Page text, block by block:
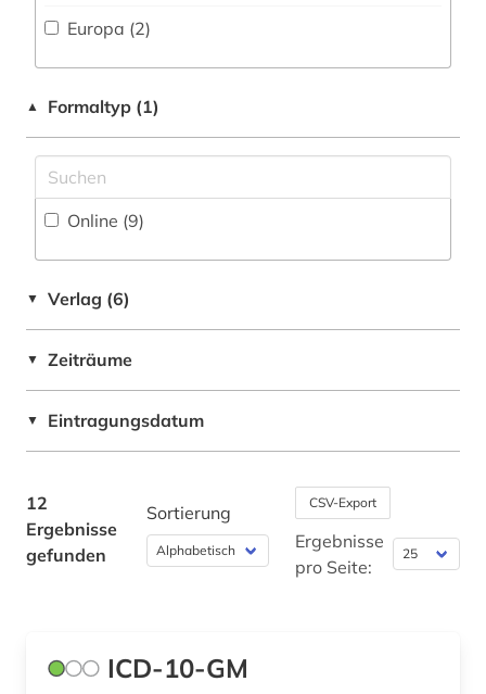
suchtprävention (1)
Europa (2)
▲ Formaltyp (1)
Online (9)
▼ Verlag (6)
▼ Zeiträume
▼ Eintragungsdatum
12
Ergebnisse
gefunden
Sortierung CSV-Export
Ergebnisse
pro Seite:
ICD-10-GM